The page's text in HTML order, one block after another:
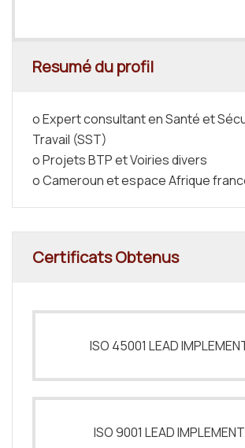
Resumé du profil
o Expert consultant en Santé et
Travail (SST)
o Projets BTP et Voiries divers
o Cameroun et espace Afrique
Certificats Obtenus
ISO 45001 LEAD
ISO 9001 LEAD